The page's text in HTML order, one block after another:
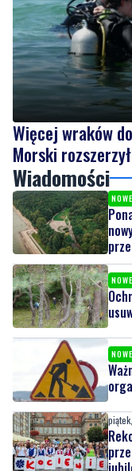
Więcej wraków
Morski
Wiadomości
NOWE
NOWE
NOWE